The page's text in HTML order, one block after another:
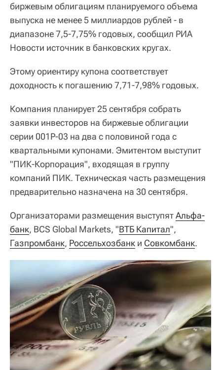
биржевым облигациям планируемого объема
выпуска не менее 5 миллиардов рублей - в
диапазоне 7,5-7,75% годовых, сообщил РИА
Новости источник в банковских кругах.
Этому ориентиру купона соответствует
доходность к погашению 7,71-7,98% годовых.
Компания планирует 25 сентября собрать
заявки инвесторов на биржевые облигации
серии 001Р-03 на два с половиной года с
квартальными купонами. Эмитентом выступит
"ПИК-Корпорация", входящая в группу
компаний ПИК. Техническая часть размещения
предварительно назначена на 30 сентября.
Организаторами размещения выступятАльфа-
банк, BCS Global Markets, "ВТБ Капитал",
Газпромбанк, Россельхозбанк и Совкомбанк.